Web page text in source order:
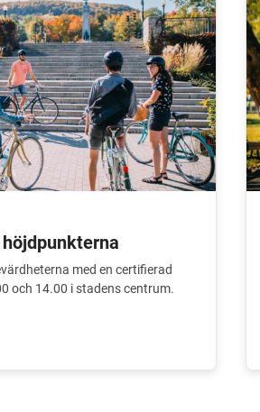
med en certifierad
och 14.00 i stadens centrum.